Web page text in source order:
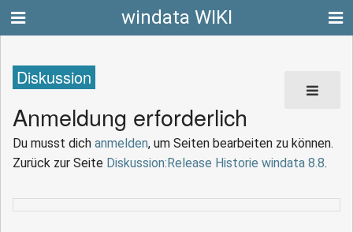
windata WIKI
Diskussion
Anmeldung erforderlich
Du musst dich anmelden, um Seiten bearbeiten zu können.
Zurück zur Seite Diskussion:Release Historie windata 8.8.